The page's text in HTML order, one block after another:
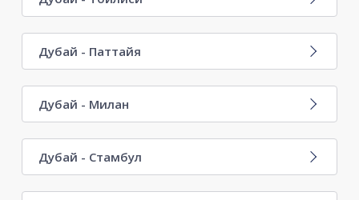
Дубай - Паттайя
Дубай - Милан
Дубай - Стамбул